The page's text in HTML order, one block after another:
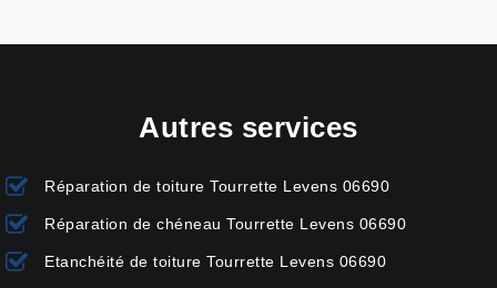
Autres services
Réparation de toiture Tourrette Levens 06690
Réparation de chéneau Tourrette Levens 06690
Etanchéité de toiture Tourrette Levens 06690